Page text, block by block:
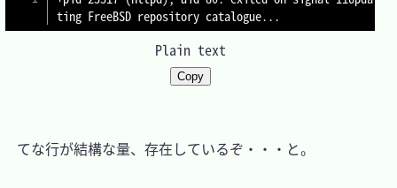
Plain text
Copy
てな行が結構な量、存在しているぞ・・・と。